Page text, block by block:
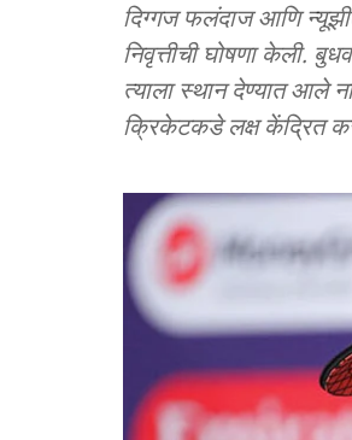
दिग्गज फलंदाज आणि
निवृत्तीची घोषणा केली.
त्याला स्थान देण्यात आले
क्रिकेटकडे लक्ष केंद्रित